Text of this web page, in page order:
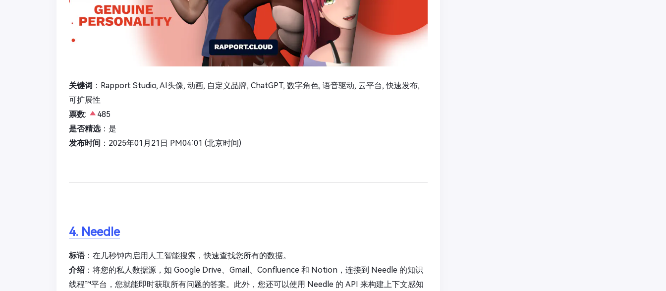
关键词 ：Rapport Studio, AI头像, 动画, 自定义品牌, ChatGPT, 数字角色, 语音驱动, 云平台, 快速发布,
可扩展性
票数:
485
是否精选：是
发布时间 ：2025年01月21日 PM04:01 (北京时间)
4. Needle
标语：在几秒钟内启用人工智能搜索，快速查找您所有的数据。
介绍 ：将您的私人数据源，如 Google Drive、Gmail、Confluence 和 Notion，连接到 Needle 的知识
线程™平台，您就能即时获取所有问题的答案。此外，您还可以使用 Needle 的 API 来构建上下文感知